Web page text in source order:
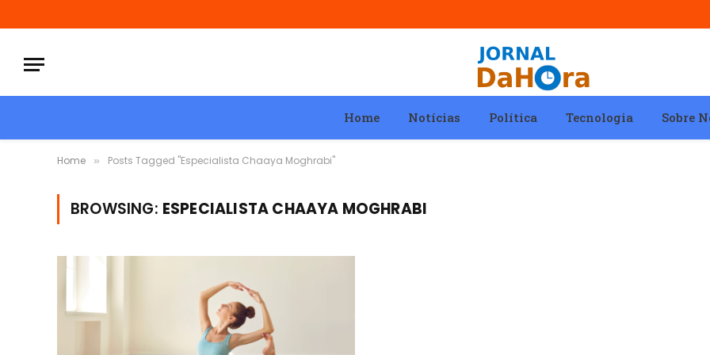
Home Notícias Política Tecnologia Sobre
Home » Posts Tagged "Especialista Chaaya Moghrabi"
BROWSING: ESPECIALISTA CHAAYA MOGHRABI